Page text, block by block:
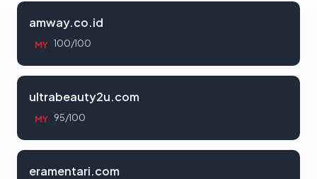
amway.co.id
MY 100/100
ultrabeauty2u.com
MY 95/100
eramentari.com